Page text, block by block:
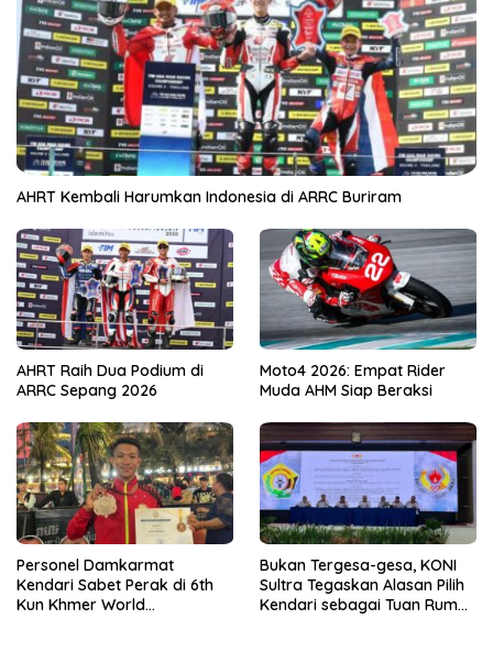
AHRT Kembali Harumkan Indonesia di ARRC Buriram
AHRT Raih Dua Podium di
ARRC Sepang 2026
Moto4 2026: Empat Rider
Muda AHM Siap Beraksi
Personel Damkarmat
Kendari Sabet Perak di 6th
Kun Khmer World
Bukan Tergesa-gesa, KONI
Sultra Tegaskan Alasan Pilih
Kendari sebagai Tuan Rumah